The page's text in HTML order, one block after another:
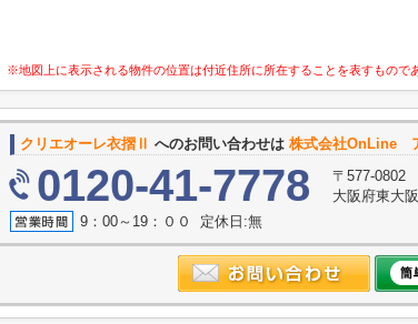
※地図上に表示される物件の位置は付近住所に所在することを表すもので
クリエオーレ衣摺Ⅱ へのお問い合わせは 株式会社OnLine
0120-41-7778
〒577-0802
大阪府東大
9：00～19：００ 定休日:無